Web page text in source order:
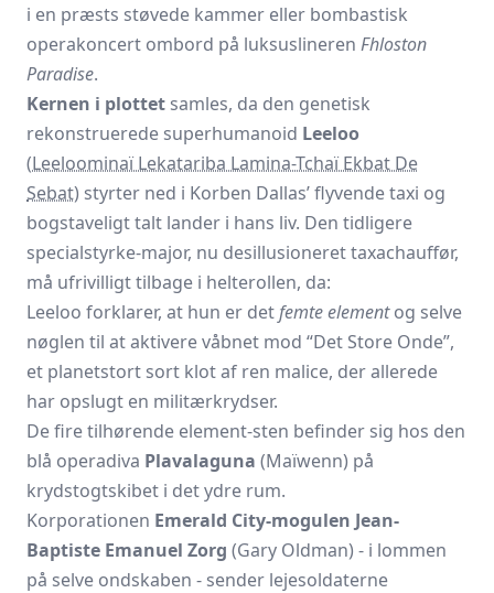
i en præsts støvede kammer eller bombastisk
operakoncert ombord på luksuslineren Fhloston
Paradise.
Kernen i plottet samles, da den genetisk
rekonstruerede superhumanoid Leeloo
(Leeloominaï Lekatariba Lamina-Tchaï Ekbat De
Sebat) styrter ned i Korben Dallas’ flyvende taxi og
bogstaveligt talt lander i hans liv. Den tidligere
specialstyrke-major, nu desillusioneret taxachauffør,
må ufrivilligt tilbage i helterollen, da:
Leeloo forklarer, at hun er detfemte elementog selve
nøglen til at aktivere våbnet mod “Det Store Onde”,
et planetstort sort klot af ren malice, der allerede
har opslugt en militærkrydser.
De fire tilhørende element-sten befinder sig hos den
blå operadiva Plavalaguna (Maïwenn) på
krydstogtskibet i det ydre rum.
Korporationen Emerald City-mogulen Jean-
Baptiste Emanuel Zorg (Gary Oldman) - i lommen
på selve ondskaben - sender lejesoldaterne